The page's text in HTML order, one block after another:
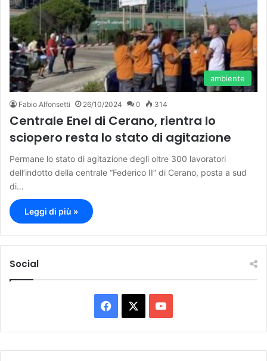
ambiente
Fabio Alfonsetti 26/10/2024 0 314
Centrale Enel di Cerano, rientra lo
sciopero resta lo stato di agitazione
Permane lo stato di agitazione degli oltre 300 lavoratori
dell’indotto della centrale “Federico II” di Cerano, posta a sud
di…
Leggi di più »
Social
a
c
o
u